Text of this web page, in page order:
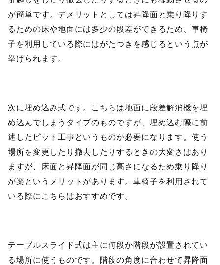
が簡単です。デメリットとしては昇降面と乗り降りす
るための床や地面には多少の段差ができるため、車椅
子を利用している際にはがたつきを感じるという点が
挙げられます。
次に埋め込み式です。こちらは地面に段差解消機を埋
め込んでしまうタイプのものですが、埋め込む際に前
述したピット工事というものが必要になります。使う
場所を変更したり撤去したりするときの大変さはあり
ますが、床面と昇降面が同じ高さになるため乗り降り
が楽というメリットがあります。車椅子を利用されて
いる際にこちらはおすすめです。
テーブルスライド式は主に何段か階段が設置されてい
る場所に使うものです。階段の角度に合わせて昇降面